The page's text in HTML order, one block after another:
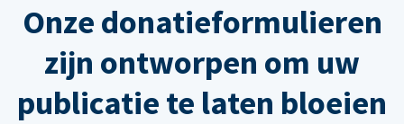
Onze donatieformulieren
zijn ontworpen om uw
publicatie te laten bloeien